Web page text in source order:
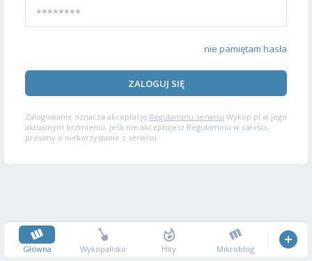
nie pamiętam hasła
ZALOGUJ SIĘ
Zalogowanie oznacza akceptację Regulaminu serwisu Wykop.pl w jego
aktualnym brzmieniu. Jeśli nie akceptujesz Regulaminu w całości,
prosimy o niekorzystanie z serwisu.
Główna Wykopalisko Hity Mikroblog